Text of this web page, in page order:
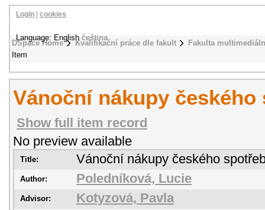
DSpace Home Kvalifikační práce dle fakult
Fakulta
Item
Login cookies
Language: Englishčeština
Vánoční nákupy
Show full item record
No preview available
Title: Vánoční nákupy českého
Author: Poledníková, Lucie
Advisor: Kotyzová, Pavla